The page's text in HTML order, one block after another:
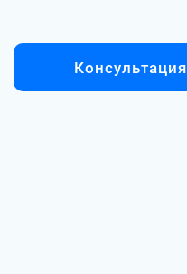
Консультация